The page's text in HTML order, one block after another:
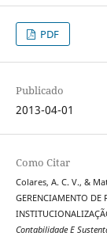
PDF
Publicado
2013-04-01
Como Citar
Colares, A. C. V., &
GERENCIAMENTO DE
Contabilidade E